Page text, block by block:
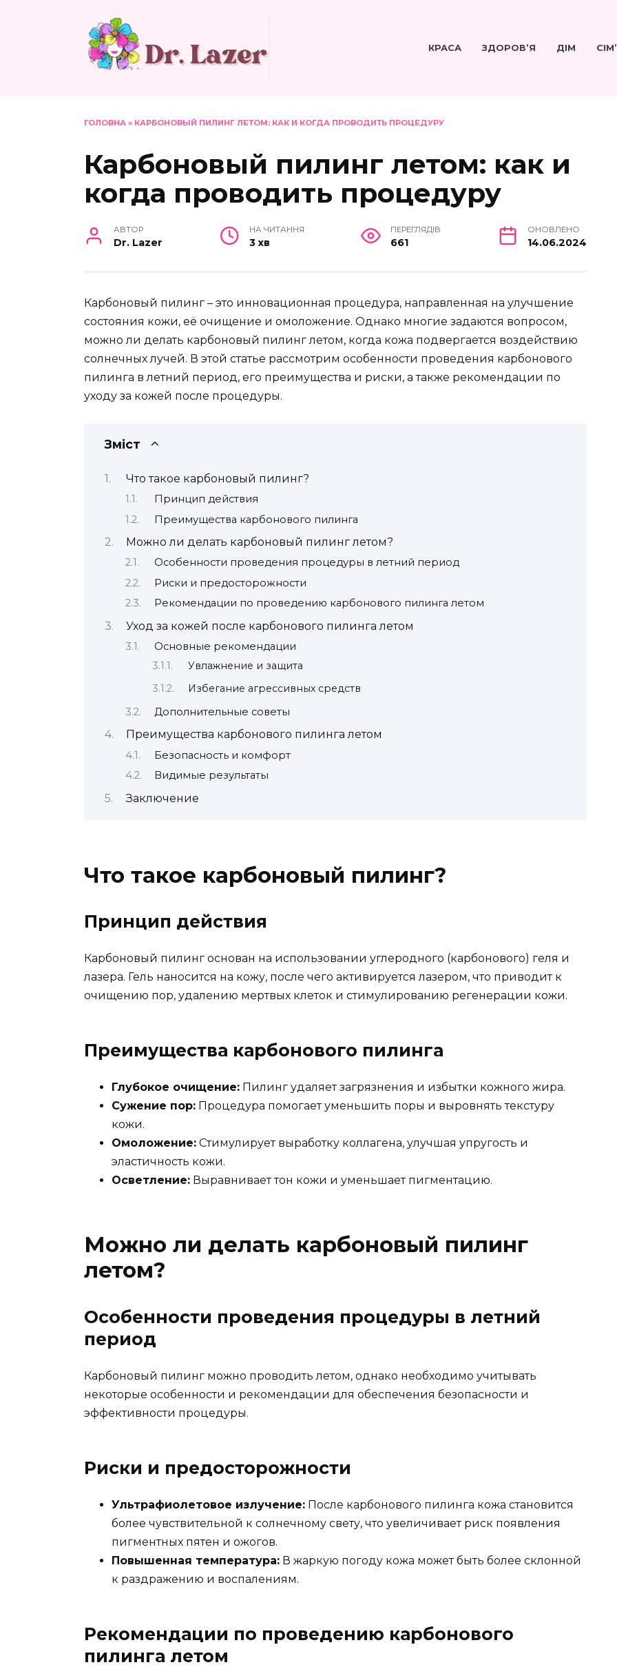
КРАСА ЗДОРОВ’Я ДІМ
ГОЛОВНА » КАРБОНОВЫЙ ПИЛИНГ ЛЕТОМ: КАК И КОГДА ПРОВОДИТЬ ПРОЦЕДУРУ
Карбоновый пилинг летом: как и
когда проводить процедуру
АВТОР
Dr. Lazer
НА ЧИТАННЯ
3 хв
ПЕРЕГЛЯДІВ
661
ОНОВЛЕНО
14.06.2024
Карбоновый пилинг – это инновационная процедура, направленная на улучшение
состояния кожи, её очищение и омоложение. Однако многие задаются вопросом,
можно ли делать карбоновый пилинг летом, когда кожа подвергается воздействию
солнечных лучей. В этой статье рассмотрим особенности проведения карбонового
пилинга в летний период, его преимущества и риски, а также рекомендации по
уходу за кожей после процедуры.
Зміст
Что такое карбоновый пилинг?
Принцип действия
Преимущества карбонового пилинга
Можно ли делать карбоновый пилинг летом?
Особенности проведения процедуры в летний период
Риски и предосторожности
Рекомендации по проведению карбонового пилинга летом
Уход за кожей после карбонового пилинга летом
Основные рекомендации
Увлажнение и защита
Избегание агрессивных средств
Дополнительные советы
Преимущества карбонового пилинга летом
Безопасность и комфорт
Видимые результаты
Заключение
Что такое карбоновый пилинг?
Принцип действия
Карбоновый пилинг основан на использовании углеродного (карбонового) геля и
лазера. Гель наносится на кожу, после чего активируется лазером, что приводит к
очищению пор, удалению мертвых клеток и стимулированию регенерации кожи.
Преимущества карбонового пилинга
Глубокое очищение: Пилинг удаляет загрязнения и избытки кожного жира.
Сужение пор: Процедура помогает уменьшить поры и выровнять текстуру
кожи.
Омоложение: Стимулирует выработку коллагена, улучшая упругость и
эластичность кожи.
Осветление: Выравнивает тон кожи и уменьшает пигментацию.
Можно ли делать карбоновый пилинг
летом?
Особенности проведения процедуры в летний
период
Карбоновый пилинг можно проводить летом, однако необходимо учитывать
некоторые особенности и рекомендации для обеспечения безопасности и
эффективности процедуры.
Риски и предосторожности
Ультрафиолетовое излучение: После карбонового пилинга кожа становится
более чувствительной к солнечному свету, что увеличивает риск появления
пигментных пятен и ожогов.
Повышенная температура: В жаркую погоду кожа может быть более склонной
к раздражению и воспалениям.
Рекомендации по проведению карбонового
пилинга летом